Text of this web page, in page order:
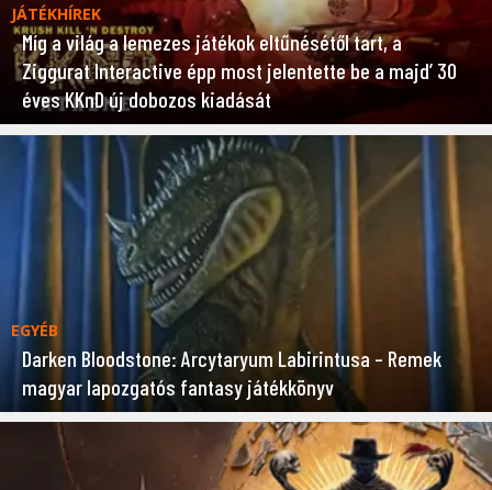
JÁTÉKHÍREK
Míg a világ a lemezes játékok eltűnésétől tart, a
Ziggurat Interactive épp most jelentette be a majd’ 30
éves KKnD új dobozos kiadását
EGYÉB
Darken Bloodstone: Arcytaryum Labirintusa – Remek
magyar lapozgatós fantasy játékkönyv